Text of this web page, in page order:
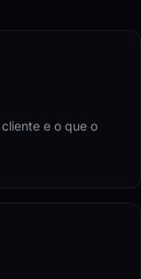
e o que o